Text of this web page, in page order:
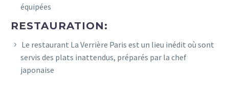
équipées
RESTAURATION:
Le restaurant La Verrière Paris est un lieu inédit où sont
servis des plats inattendus, préparés par la chef
japonaise